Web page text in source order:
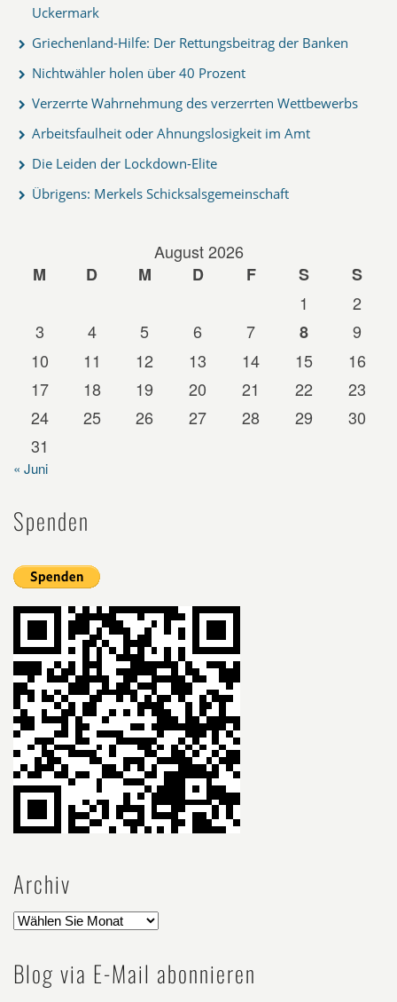
Uckermark
Griechenland-Hilfe: Der Rettungsbeitrag der Banken
Nichtwähler holen über 40 Prozent
Verzerrte Wahrnehmung des verzerrten Wettbewerbs
Arbeitsfaulheit oder Ahnungslosigkeit im Amt
Die Leiden der Lockdown-Elite
Übrigens: Merkels Schicksalsgemeinschaft
August 2026
M
D M D F S
S
1
2
3
4 5 6 7 8
9
10
11 12 13 14 15
16
17
18 19 20 21 22
23
24
25 26 27 28 29
30
31
« Juni
Spenden
Archiv
Blog via E-Mail abonnieren